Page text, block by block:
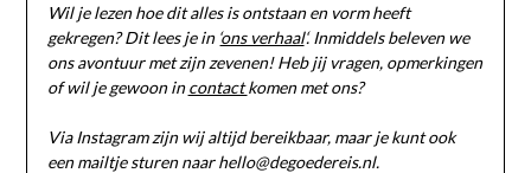
Wil je lezen hoe dit alles is ontstaan en vorm heeft
gekregen? Dit lees je in ‘ ons verhaal‘. Inmiddels beleven we
ons avontuur met zijn zevenen! Heb jij vragen, opmerkingen
of wil je gewoon incontactkomen met ons?
Via Instagram zijn wij altijd bereikbaar, maar je kunt ook
een mailtje sturen naar hello@degoedereis.nl.